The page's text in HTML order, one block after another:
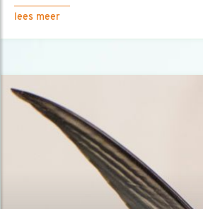
lees meer